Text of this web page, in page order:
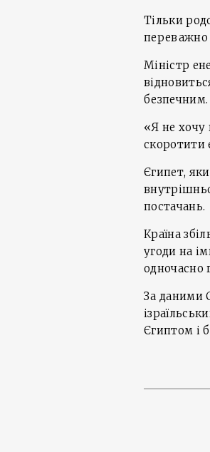
Тільки
переважно
Міністр
безпечним.
«Я не хочу
скоротити
Єгипет,
постачань.
Країна
угоди на
одночасно
За даними
Єгиптом і